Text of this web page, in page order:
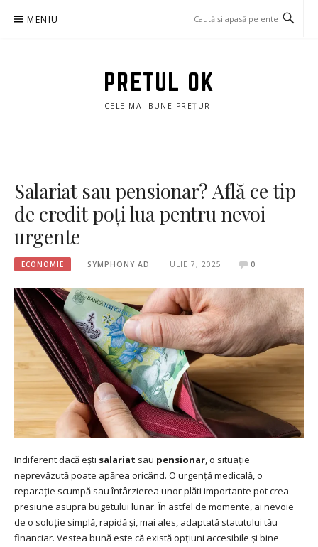
MENIU
PRETUL OK
CELE MAI BUNE PREȚURI
Salariat sau pensionar? Află ce tip
de credit poți lua pentru nevoi
urgente
ECONOMIE SYMPHONY AD IULIE 7, 2025 0
Indiferent dacă ești salariat sau pensionar, o situație
neprevăzută poate apărea oricând. O urgență medicală, o
reparație scumpă sau întârzierea unor plăti importante pot crea
presiune asupra bugetului lunar. În astfel de momente, ai nevoie
de o soluție simplă, rapidă și, mai ales, adaptată statutului tău
financiar. Vestea bună este că există opțiuni accesibile și bine